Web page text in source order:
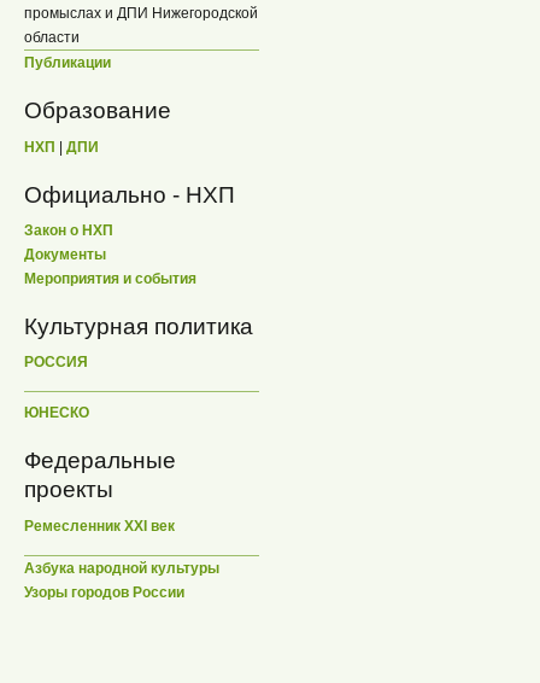
промыслах и ДПИ Нижегородской
области
Публикации
Образование
НХП | ДПИ
Официально - НХП
Закон о НХП
Документы
Мероприятия и события
Культурная политика
РОССИЯ
ЮНЕСКО
Федеральные
проекты
Ремесленник XXI век
Азбука народной культуры
Узоры городов России